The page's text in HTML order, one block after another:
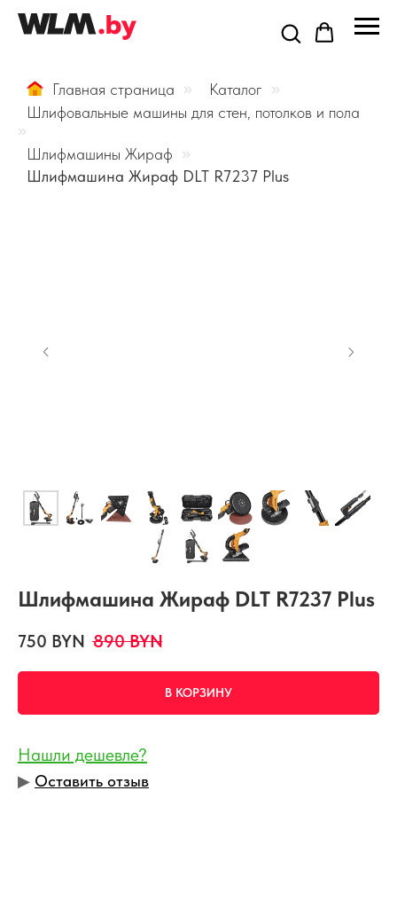
Главная страница » Каталог »
Шлифовальные машины для стен, потолков и пола
»
Шлифмашины Жираф »
Шлифмашина Жираф DLT R7237 Plus
Шлифмашина Жираф DLT R7237 Plus
750 BYN 890 BYN
В КОРЗИНУ
Нашли дешевле?
▶︎ Оставить отзыв